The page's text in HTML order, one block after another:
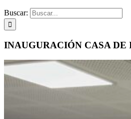
Buscar:
INAUGURACIÓN CASA